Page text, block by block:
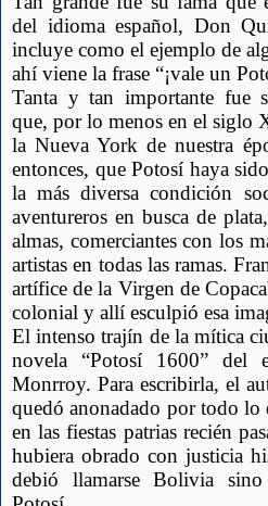
del idioma español, Don
incluye como el ejemplo de
ahí viene la frase “¡vale un
Tanta y tan importante fue
que, por lo menos en el siglo
la Nueva York de nuestra
entonces, que Potosí haya
la más diversa condición
aventureros en busca de
almas, comerciantes con los
artistas en todas las ramas.
artífice de la Virgen de
colonial y allí esculpió esa
El intenso trajín de la mítica
novela “Potosí 1600” del
Monrroy. Para escribirla, el
quedó anonadado por todo lo
en las fiestas patrias recién
hubiera obrado con justicia
debió llamarse Bolivia